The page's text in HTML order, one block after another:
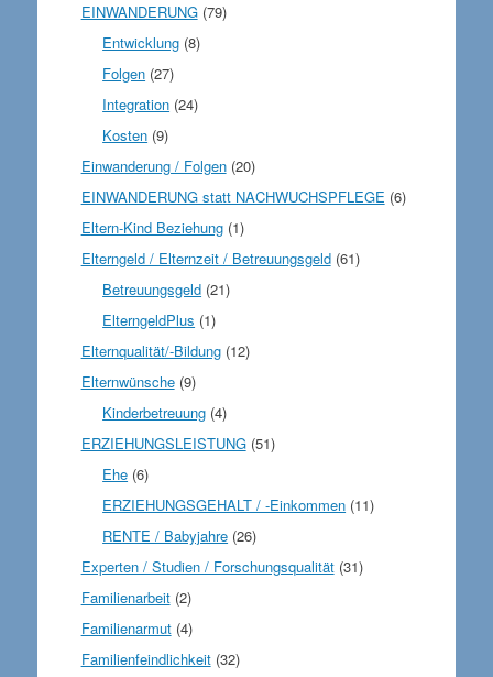
EINWANDERUNG(79)
Entwicklung (8)
Folgen (27)
Integration (24)
Kosten (9)
Einwanderung / Folgen(20)
EINWANDERUNG statt NACHWUCHSPFLEGE (6)
Eltern-Kind Beziehung(1)
Elterngeld / Elternzeit / Betreuungsgeld(61)
Betreuungsgeld (21)
ElterngeldPlus (1)
Elternqualität/-Bildung(12)
Elternwünsche(9)
Kinderbetreuung (4)
ERZIEHUNGSLEISTUNG(51)
Ehe (6)
ERZIEHUNGSGEHALT / -Einkommen (11)
RENTE / Babyjahre (26)
Experten / Studien / Forschungsqualität(31)
Familienarbeit(2)
Familienarmut(4)
Familienfeindlichkeit(32)